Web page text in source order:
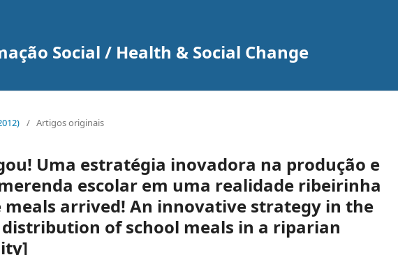
Social / Health & Social Change
/ Artigos originais
Uma estratégia inovadora na produção e
escolar em uma realidade ribeirinha
meals arrived! An innovative strategy in the
of school meals in a riparian